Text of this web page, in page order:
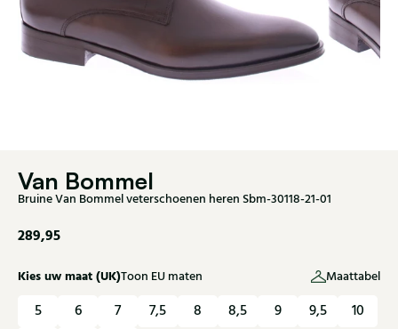
Van Bommel
Bruine Van Bommel veterschoenen heren Sbm-30118-21-01
289,95
Kies uw maat (UK)Toon EU maten Maattabel
5 6 7 7,5 8 8,5 9 9,5
10